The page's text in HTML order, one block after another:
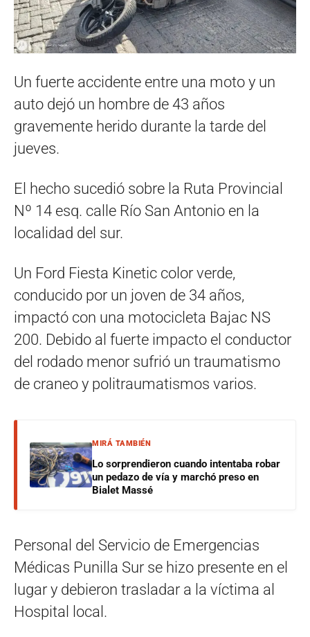
Un fuerte accidente entre una moto y un
auto dejó un hombre de 43 años
gravemente herido durante la tarde del
jueves.
El hecho sucedió sobre la Ruta Provincial
Nº 14 esq. calle Río San Antonio en la
localidad del sur.
Un Ford Fiesta Kinetic color verde,
conducido por un joven de 34 años,
impactó con una motocicleta Bajac NS
200. Debido al fuerte impacto el conductor
del rodado menor sufrió un traumatismo
de craneo y politraumatismos varios.
MIRÁ TAMBIÉN
Lo sorprendieron cuando intentaba robar
un pedazo de vía y marchó preso en
Bialet Massé
Personal del Servicio de Emergencias
Médicas Punilla Sur se hizo presente en el
lugar y debieron trasladar a la víctima al
Hospital local.